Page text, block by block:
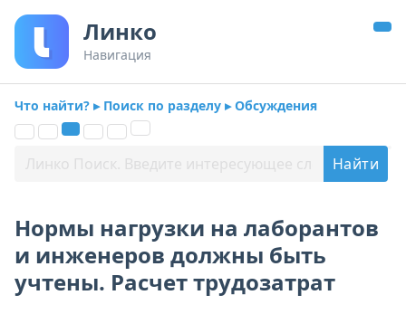
Линко
Навигация
Что найти? ▸ Поиск по разделу ▸ Обсуждения
Нормы нагрузки на лаборантов
и инженеров должны быть
учтены. Расчет трудозатрат